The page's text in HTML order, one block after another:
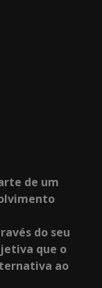
de um
do seu
que o
ao